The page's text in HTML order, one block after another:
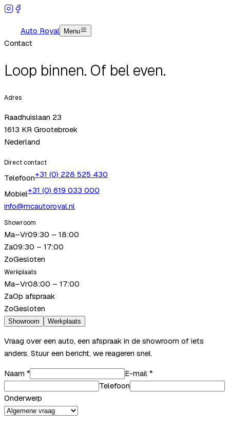
Auto Royal Menu
Contact
Loop binnen. Of bel even.
Adres
Raadhuislaan 23
1613 KR Grootebroek
Nederland
Direct contact
Telefoon+31 (0) 228 525 430
Mobiel+31 (0) 619 033 000
info@mcautoroyal.nl
Showroom
Ma–Vr09:30 – 18:00
Za09:30 – 17:00
ZoGesloten
Werkplaats
Ma–Vr08:00 – 17:00
ZaOp afspraak
ZoGesloten
Showroom Werkplaats
Vraag over een auto, een afspraak in de showroom of iets
anders. Stuur een bericht, we reageren snel.
Naam * E-mail *
Telefoon
Onderwerp